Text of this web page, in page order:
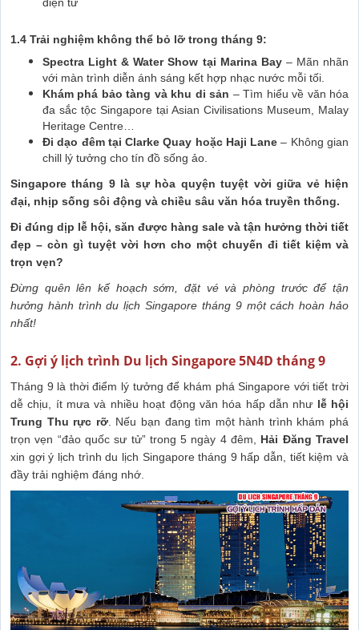
1.4 Trải nghiệm không thể bỏ lỡ trong tháng 9:
Spectra Light & Water Show tại Marina Bay– Mãn nhãn
với màn trình diễn ánh sáng kết hợp nhạc nước mỗi tối.
Khám phá bảo tàng và khu di sản – Tìm hiểu về văn hóa
đa sắc tộc Singapore tại Asian Civilisations Museum, Malay
Heritage Centre…
Đi dạo đêm tại Clarke Quay hoặc Haji Lane – Không gian
chill lý tưởng cho tín đồ sống ảo.
Singapore tháng 9 là sự hòa quyện tuyệt vời giữa vẻ hiện
đại, nhịp sống sôi động và chiều sâu văn hóa truyền thống.
Đi đúng dịp lễ hội, săn được hàng sale và tận hưởng thời tiết
đẹp – còn gì tuyệt vời hơn cho một chuyến đi tiết kiệm và
trọn vẹn?
Đừng quên lên kế hoạch sớm, đặt vé và phòng trước để tận
hưởng hành trình du lịch Singapore tháng 9 một cách hoàn hảo
nhất!
2. Gợi ý lịch trình Du lịch Singapore 5N4D tháng 9
Tháng 9 là thời điểm lý tưởng để khám phá Singapore với tiết trời
dễ chịu, ít mưa và nhiều hoạt động văn hóa hấp dẫn như lễ hội
Trung Thu rực rỡ. Nếu bạn đang tìm một hành trình khám phá
trọn vẹn “đảo quốc sư tử” trong 5 ngày 4 đêm, Hải Đăng Travel
xin gợi ý lịch trình du lịch Singapore tháng 9 hấp dẫn, tiết kiệm và
đầy trải nghiệm đáng nhớ.